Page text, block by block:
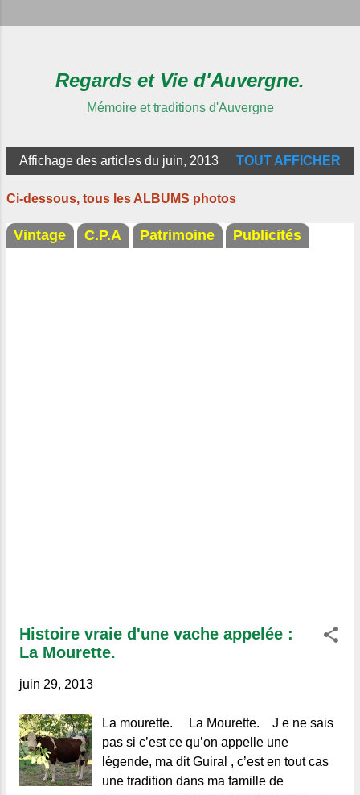
Regards et Vie d'Auvergne.
Mémoire et traditions d'Auvergne
A
r
t
Affichage des articles du juin, 2013 TOUT AFFICHER
Ci-dessous, tous les ALBUMS photos
Vintage C.P.A Patrimoine Publicités
Histoire vraie d'une vache appelée :
La Mourette.
juin 29, 2013
La mourette. La Mourette. J e ne sais
pas si c’est ce qu’on appelle une
légende, ma dit Guiral , c’est en tout cas
une tradition dans ma famille de